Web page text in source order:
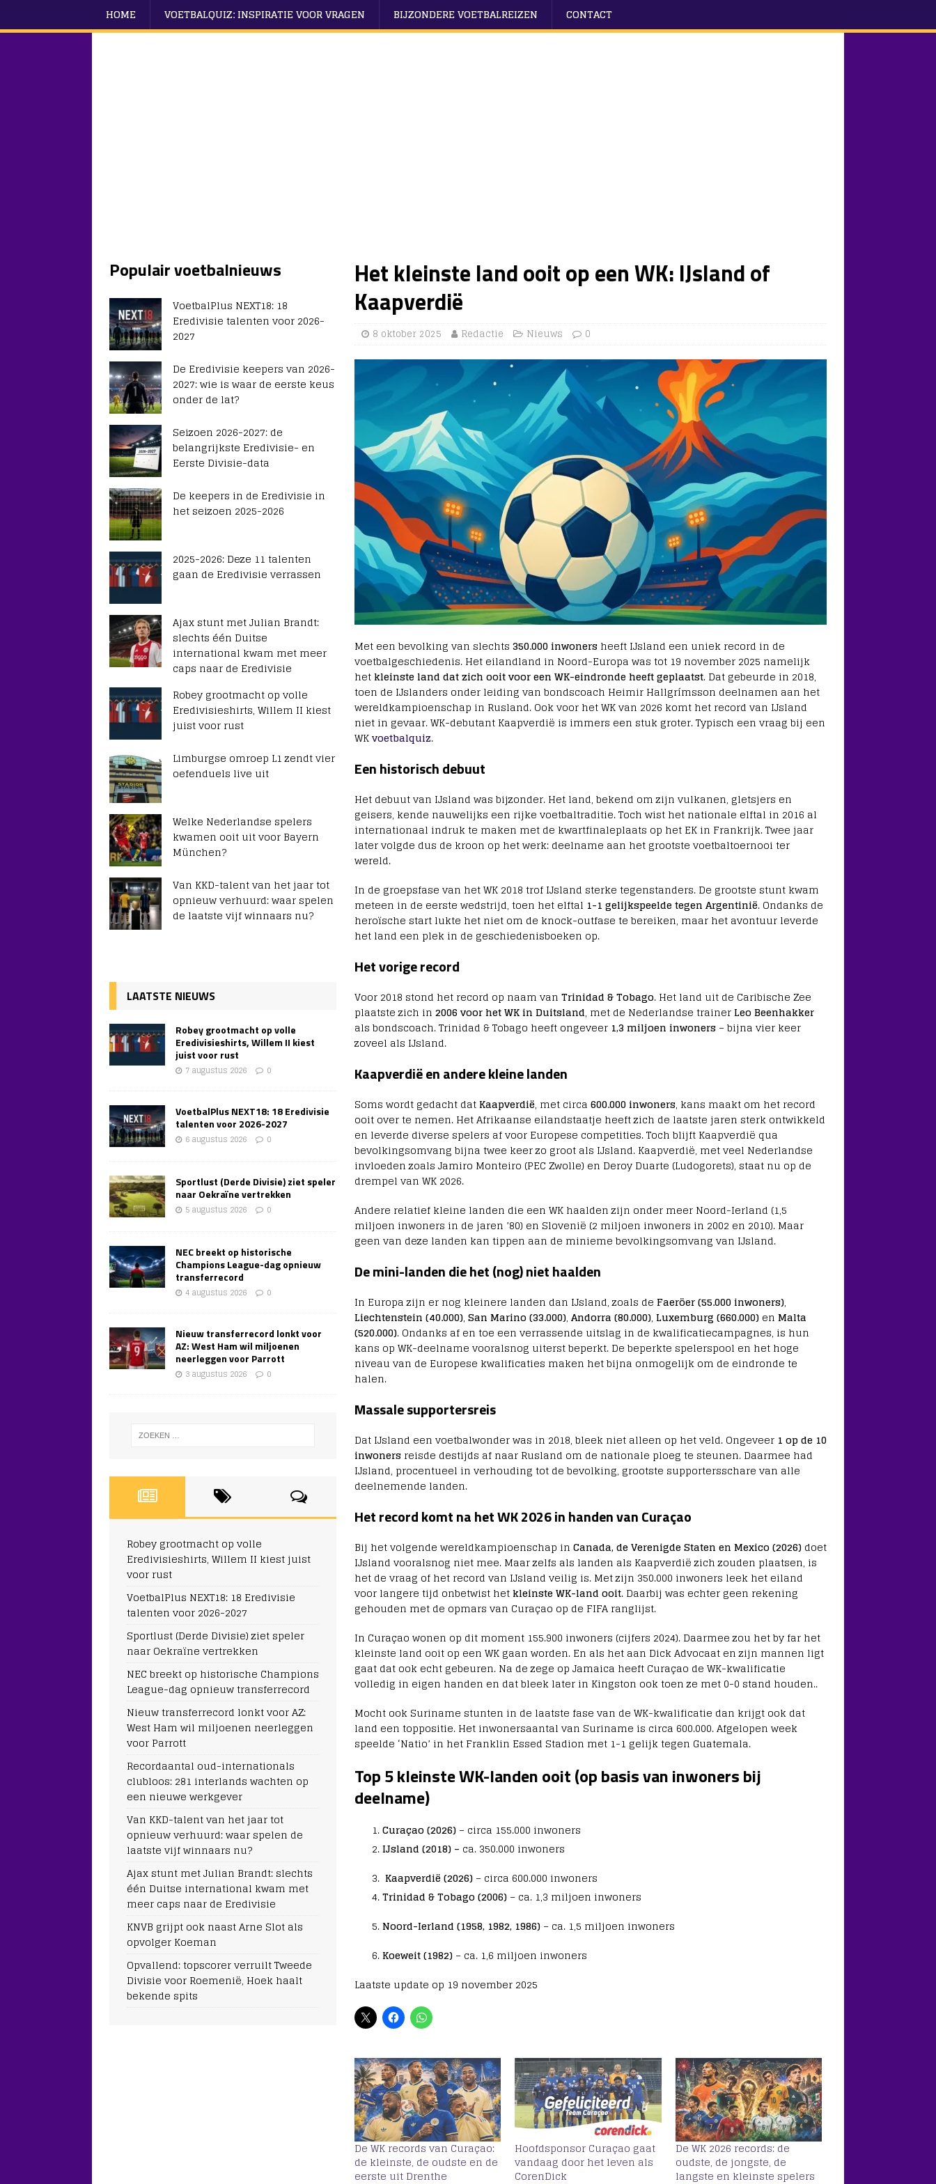
HOME VOETBALQUIZ: INSPIRATIE VOOR VRAGEN BIJZONDERE VOETBALREIZEN CONTACT
Het kleinste land ooit op een WK: IJsland of
Kaapverdië
8 oktober 2025 Redactie Nieuws 0
Met een bevolking van slechts 350.000 inwonersheeft IJsland een uniek record in de
voetbalgeschiedenis. Het eilandland in Noord-Europa was tot 19 november 2025 namelijk
hetkleinste land dat zich ooit voor een WK-eindronde heeft geplaatst. Dat gebeurde in 2018,
toen de IJslanders onder leiding van bondscoach Heimir Hallgrímsson deelnamen aan het
wereldkampioenschap in Rusland. Ook voor het WK van 2026 komt het record van IJsland
niet in gevaar. WK-debutant Kaapverdië is immers een stuk groter. Typisch een vraag bij een
WKvoetbalquiz.
Een historisch debuut
Het debuut van IJsland was bijzonder. Het land, bekend om zijn vulkanen, gletsjers en
geisers, kende nauwelijks een rijke voetbaltraditie. Toch wist het nationale elftal in 2016 al
internationaal indruk te maken met de kwartfinaleplaats op het EK in Frankrijk. Twee jaar
later volgde dus de kroon op het werk: deelname aan het grootste voetbaltoernooi ter
wereld.
In de groepsfase van het WK 2018 trof IJsland sterke tegenstanders. De grootste stunt kwam
meteen in de eerste wedstrijd, toen het elftal 1-1 gelijkspeelde tegen Argentinië. Ondanks de
heroïsche start lukte het niet om de knock-outfase te bereiken, maar het avontuur leverde
het land een plek in de geschiedenisboeken op.
Het vorige record
Voor 2018 stond het record op naam van Trinidad & Tobago. Het land uit de Caribische Zee
plaatste zich in 2006 voor het WK in Duitsland, met de Nederlandse trainerLeo Beenhakker
als bondscoach. Trinidad & Tobago heeft ongeveer 1,3 miljoen inwoners– bijna vier keer
zoveel als IJsland.
Kaapverdië en andere kleine landen
Soms wordt gedacht datKaapverdië, met circa 600.000 inwoners, kans maakt om het record
ooit over te nemen. Het Afrikaanse eilandstaatje heeft zich de laatste jaren sterk ontwikkeld
en leverde diverse spelers af voor Europese competities. Toch blijft Kaapverdië qua
bevolkingsomvang bijna twee keer zo groot als IJsland. Kaapverdië, met veel Nederlandse
invloeden zoals Jamiro Monteiro (PEC Zwolle) en Deroy Duarte (Ludogorets), staat nu op de
drempel van WK 2026.
Andere relatief kleine landen die een WK haalden zijn onder meer Noord-Ierland (1,5
miljoen inwoners in de jaren ’80) en Slovenië (2 miljoen inwoners in 2002 en 2010). Maar
geen van deze landen kan tippen aan de minieme bevolkingsomvang van IJsland.
De mini-landen die het (nog) niet haalden
In Europa zijn er nog kleinere landen dan IJsland, zoals de Faeröer (55.000 inwoners),
Liechtenstein (40.000), San Marino (33.000), Andorra (80.000), Luxemburg (660.000)en Malta
(520.000). Ondanks af en toe een verrassende uitslag in de kwalificatiecampagnes, is hun
kans op WK-deelname vooralsnog uiterst beperkt. De beperkte spelerspool en het hoge
niveau van de Europese kwalificaties maken het bijna onmogelijk om de eindronde te
halen.
Massale supportersreis
Dat IJsland een voetbalwonder was in 2018, bleek niet alleen op het veld. Ongeveer 1 op de 10
inwonersreisde destijds af naar Rusland om de nationale ploeg te steunen. Daarmee had
IJsland, procentueel in verhouding tot de bevolking, grootste supportersschare van alle
deelnemende landen.
Het record komt na het WK 2026 in handen van Curaçao
Bij het volgende wereldkampioenschap in Canada, de Verenigde Staten en Mexico (2026)doet
IJsland vooralsnog niet mee. Maar zelfs als landen als Kaapverdië zich zouden plaatsen, is
het de vraag of het record van IJsland veilig is. Met zijn 350.000 inwoners leek het eiland
voor langere tijd onbetwist hetkleinste WK-land ooit. Daarbij was echter geen rekening
gehouden met de opmars van Curaçao op de FIFA ranglijst.
In Curaçao wonen op dit moment 155.900 inwoners (cijfers 2024). Daarmee zou het by far het
kleinste land ooit op een WK gaan worden. En als het aan Dick Advocaat en zijn mannen ligt
gaat dat ook echt gebeuren. Na de zege op Jamaica heeft Curaçao de WK-kwalificatie
volledig in eigen handen en dat bleek later in Kingston ook toen ze met 0-0 stand houden..
Mocht ook Suriname stunten in de laatste fase van de WK-kwalificatie dan krijgt ook dat
land een toppositie. Het inwonersaantal van Suriname is circa 600.000. Afgelopen week
speelde ‘Natio’ in het Franklin Essed Stadion met 1-1 gelijk tegen Guatemala.
Top 5 kleinste WK-landen ooit (op basis van inwoners bij
deelname)
Curaçao (2026)– circa 155.000 inwoners
IJsland (2018) – ca. 350.000 inwoners
Kaapverdië (2026) – circa 600.000 inwoners
Trinidad & Tobago (2006)– ca. 1,3 miljoen inwoners
Noord-Ierland (1958, 1982, 1986)– ca. 1,5 miljoen inwoners
Koeweit (1982)– ca. 1,6 miljoen inwoners
Laatste update op 19 november 2025
De WK records van Curaçao:
de kleinste, de oudste en de
eerste uit Drenthe
Hoofdsponsor Curaçao gaat
vandaag door het leven als
CorenDick
De WK 2026 records: de
oudste, de jongste, de
langste en kleinste spelers
Populair voetbalnieuws
VoetbalPlus NEXT18: 18
Eredivisie talenten voor 2026-
2027
De Eredivisie keepers van 2026-
2027: wie is waar de eerste keus
onder de lat?
Seizoen 2026-2027: de
belangrijkste Eredivisie- en
Eerste Divisie-data
De keepers in de Eredivisie in
het seizoen 2025-2026
2025-2026: Deze 11 talenten
gaan de Eredivisie verrassen
Ajax stunt met Julian Brandt:
slechts één Duitse
international kwam met meer
caps naar de Eredivisie
Robey grootmacht op volle
Eredivisieshirts, Willem II kiest
juist voor rust
Limburgse omroep L1 zendt vier
oefenduels live uit
Welke Nederlandse spelers
kwamen ooit uit voor Bayern
München?
Van KKD-talent van het jaar tot
opnieuw verhuurd: waar spelen
de laatste vijf winnaars nu?
LAATSTE NIEUWS
Robey grootmacht op volle
Eredivisieshirts, Willem II kiest
juist voor rust
7 augustus 2026 0
VoetbalPlus NEXT18: 18 Eredivisie
talenten voor 2026-2027
6 augustus 2026 0
Sportlust (Derde Divisie) ziet speler
naar Oekraïne vertrekken
5 augustus 2026 0
NEC breekt op historische
Champions League-dag opnieuw
transferrecord
4 augustus 2026 0
Nieuw transferrecord lonkt voor
AZ: West Ham wil miljoenen
neerleggen voor Parrott
3 augustus 2026 0
Robey grootmacht op volle
Eredivisieshirts, Willem II kiest juist
voor rust
VoetbalPlus NEXT18: 18 Eredivisie
talenten voor 2026-2027
Sportlust (Derde Divisie) ziet speler
naar Oekraïne vertrekken
NEC breekt op historische Champions
League-dag opnieuw transferrecord
Nieuw transferrecord lonkt voor AZ:
West Ham wil miljoenen neerleggen
voor Parrott
Recordaantal oud-internationals
clubloos: 281 interlands wachten op
een nieuwe werkgever
Van KKD-talent van het jaar tot
opnieuw verhuurd: waar spelen de
laatste vijf winnaars nu?
Ajax stunt met Julian Brandt: slechts
één Duitse international kwam met
meer caps naar de Eredivisie
KNVB grijpt ook naast Arne Slot als
opvolger Koeman
Opvallend: topscorer verruilt Tweede
Divisie voor Roemenië, Hoek haalt
bekende spits